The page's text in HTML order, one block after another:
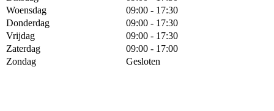
Woensdag
09:00 - 17:30
Donderdag
09:00 - 17:30
Vrijdag
09:00 - 17:30
Zaterdag
09:00 - 17:00
Zondag
Gesloten